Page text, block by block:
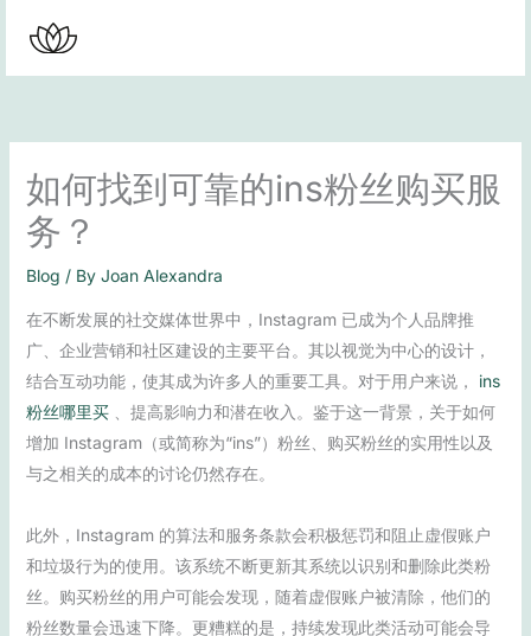
content
如何找到可靠的ins粉丝购买服
务？
Blog / By Joan Alexandra
在不断发展的社交媒体世界中，Instagram 已成为个人品牌推
广、企业营销和社区建设的主要平台。其以视觉为中心的设计，
结合互动功能，使其成为许多人的重要工具。对于用户来说， ins
粉丝哪里买、提高影响力和潜在收入。鉴于这一背景，关于如何
增加 Instagram（或简称为“ins”）粉丝、购买粉丝的实用性以及
与之相关的成本的讨论仍然存在。
此外，Instagram 的算法和服务条款会积极惩罚和阻止虚假账户
和垃圾行为的使用。该系统不断更新其系统以识别和删除此类粉
丝。购买粉丝的用户可能会发现，随着虚假账户被清除，他们的
粉丝数量会迅速下降。更糟糕的是，持续发现此类活动可能会导